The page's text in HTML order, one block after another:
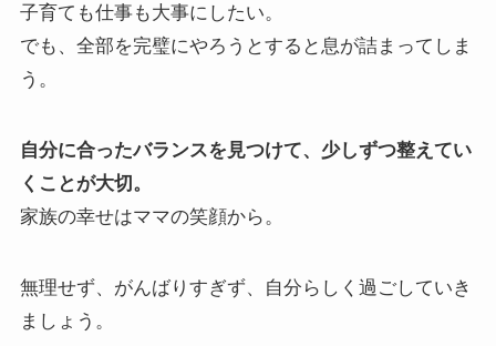
子育ても仕事も大事にしたい。
でも、全部を完璧にやろうとすると息が詰まってしま
う。
自分に合ったバランスを見つけて、少しずつ整えてい
くことが大切。
家族の幸せはママの笑顔から。
無理せず、がんばりすぎず、自分らしく過ごしていき
ましょう。